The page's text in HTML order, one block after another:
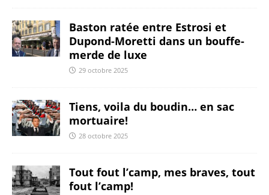
Baston ratée entre Estrosi et
Dupond-Moretti dans un bouffe-
merde de luxe
29 octobre 2025
Tiens, voila du boudin… en sac
mortuaire!
28 octobre 2025
Tout fout l’camp, mes braves, tout
fout l’camp!